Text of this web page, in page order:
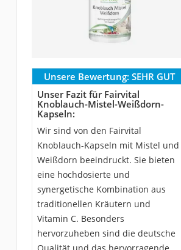
Unsere Bewertung: SEHR GUT
Unser Fazit für Fairvital
Knoblauch-Mistel-Weißdorn-
Kapseln:
Wir sind von den Fairvital
Knoblauch-Kapseln mit Mistel und
Weißdorn beeindruckt. Sie bieten
eine hochdosierte und
synergetische Kombination aus
traditionellen Kräutern und
Vitamin C. Besonders
hervorzuheben sind die deutsche
Qualität und das hervorragende